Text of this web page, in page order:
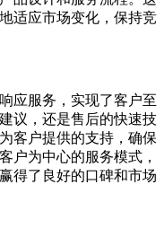
适应市场变化，保持竞
应服务，实现了客户至
议，还是售后的快速技
客户提供的支持，确保
户为中心的服务模式，
得了良好的口碑和市场